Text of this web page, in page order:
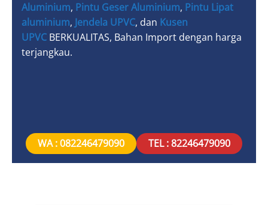
Aluminium, Pintu Geser Aluminium, Pintu Lipat
aluminium, Jendela UPVC, dan Kusen
UPVCBERKUALITAS, Bahan Import dengan harga
terjangkau.
WA : 082246479090 TEL : 82246479090